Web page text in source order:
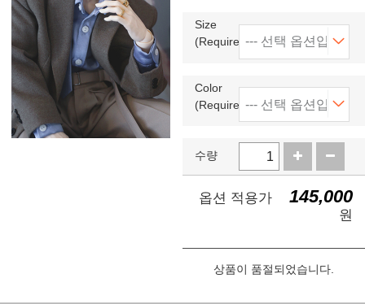
Size
(Required)
Color
(Required)
수량
옵션 적용가 145,000
원
상품이 품절되었습니다.